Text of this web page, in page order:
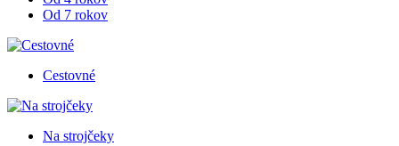
Od 7 rokov
Cestovné
Na strojčeky